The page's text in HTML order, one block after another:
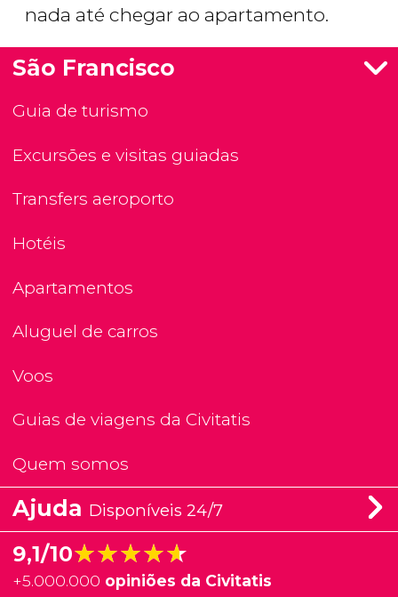
nada até chegar ao apartamento.
São Francisco
Guia de turismo
Excursões e visitas guiadas
Transfers aeroporto
Hotéis
Apartamentos
Aluguel de carros
Voos
Guias de viagens da Civitatis
Quem somos
Ajuda Disponíveis 24/7
9,1/10★★★★★
★★★★★
+5.000.000 opiniões da Civitatis